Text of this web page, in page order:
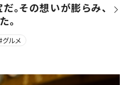
。その想いが膨らみ、
。
グルメ